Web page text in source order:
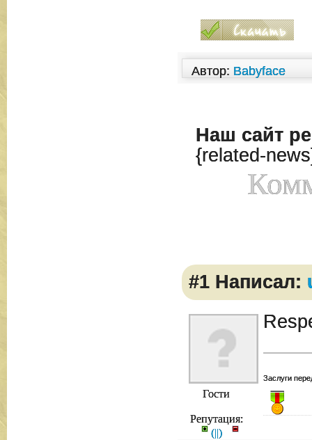
Автор: Babyface
Наш сайт
{related-
#1 Написал:
Гости
Репутация:
(||)
Заслуги